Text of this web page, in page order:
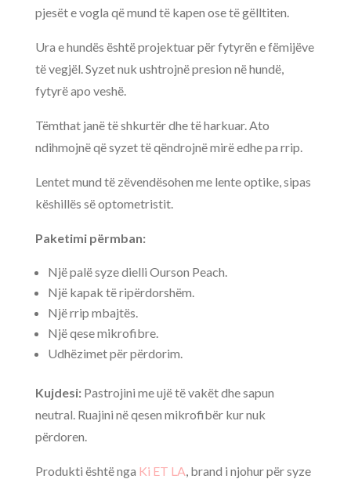
pjesët e vogla që mund të kapen ose të gëlltiten.
Ura e hundës është projektuar për fytyrën e fëmijëve
të vegjël. Syzet nuk ushtrojnë presion në hundë,
fytyrë apo veshë.
Tëmthat janë të shkurtër dhe të harkuar. Ato
ndihmojnë që syzet të qëndrojnë mirë edhe pa rrip.
Lentet mund të zëvendësohen me lente optike, sipas
këshillës së optometristit.
Paketimi përmban:
Një palë syze dielli Ourson Peach.
Një kapak të ripërdorshëm.
Një rrip mbajtës.
Një qese mikrofibre.
Udhëzimet për përdorim.
Kujdesi:Pastrojini me ujë të vakët dhe sapun
neutral. Ruajini në qesen mikrofibër kur nuk
përdoren.
Produkti është nga Ki ET LA, brand i njohur për syze